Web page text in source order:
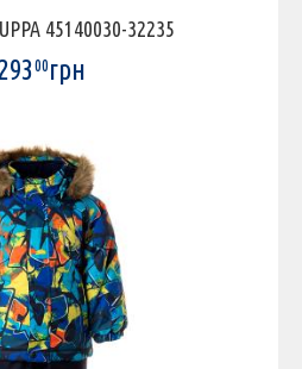
45140030-32235
00грн